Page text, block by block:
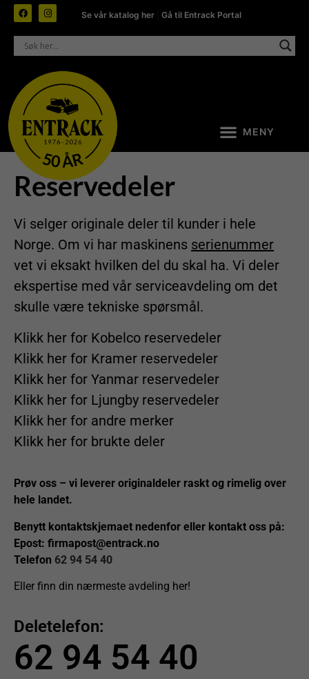
Se vår katalog her |Gå til Entrack Portal
Reservedeler
Vi selger originale deler til kunder i hele
Norge. Om vi har maskinens serienummer
vet vi eksakt hvilken del du skal ha. Vi deler
ekspertise med vår serviceavdeling om det
skulle være tekniske spørsmål.
Klikk her for Kobelco reservedeler
Klikk her for Kramer reservedeler
Klikk her for Yanmar reservedeler
Klikk her for Ljungby reservedeler
Klikk her for andre merker
Klikk her for brukte deler
Prøv oss – vi leverer originaldeler raskt og rimelig over
hele landet.
Benytt kontaktskjemaet nedenfor eller kontakt oss på:
Epost: firmapost@entrack.no
Telefon 62 94 54 40
Eller finn din nærmeste avdeling her!
Deletelefon:
62 94 54 40